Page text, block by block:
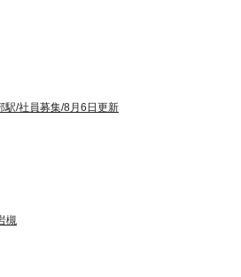
駅/社員募集/8月6日更新
槻